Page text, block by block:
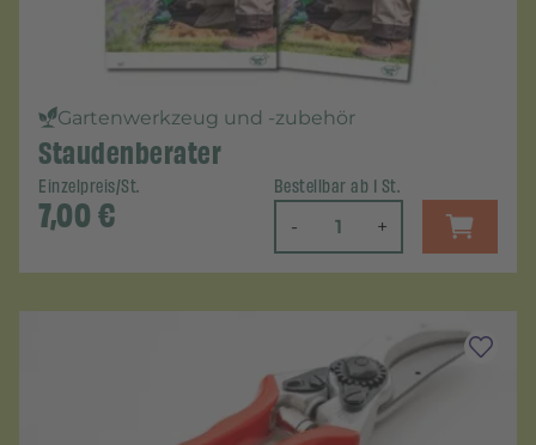
Gartenwerkzeug und -zubehör
Staudenberater
Einzelpreis/St.
7,00€
Bestellbar ab 1 St.
- +